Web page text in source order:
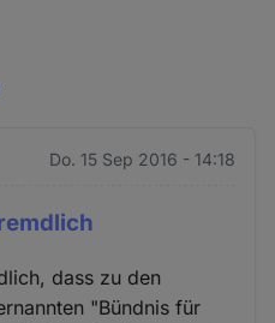
Do. 15 Sep 2016 - 14:18
dass zu den
"Bündnis für